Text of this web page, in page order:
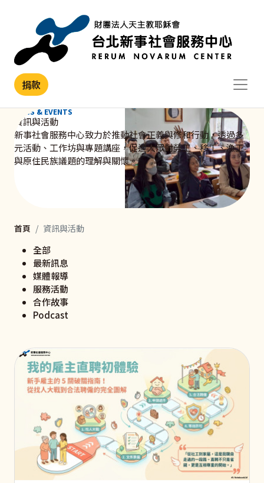
捐款
NEWS & EVENTS
資訊與活動
新事社會服務中心致力於推動社會正義與修和行動，透過多
元活動、工作坊與專題講座，促進大眾對勞工、移工、漁工
與原住民族議題的理解與關懷。
首頁 資訊與活動
全部
最新訊息
媒體報導
服務活動
合作故事
Podcast